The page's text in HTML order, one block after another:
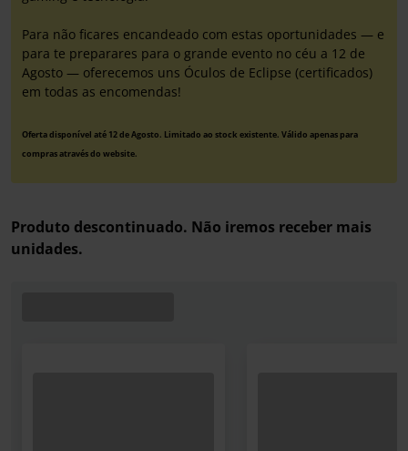
Para não ficares encandeado com estas oportunidades — e
para te preparares para o grande evento no céu a 12 de
Agosto — oferecemos uns Óculos de Eclipse (certificados)
em todas as encomendas!
Oferta disponível até 12 de Agosto. Limitado ao stock existente. Válido apenas para
compras através do website.
Produto descontinuado. Não iremos receber mais
unidades.